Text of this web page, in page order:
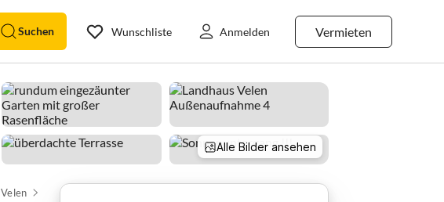
Suchen Vermieten
Wunschliste Anmelden
Alle Bilder ansehen
Velen cottage Borggreve/ Sommer